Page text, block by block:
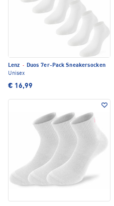
Lenz · Duos 7er-Pack Sneakersocken
Unisex
€ 16,99